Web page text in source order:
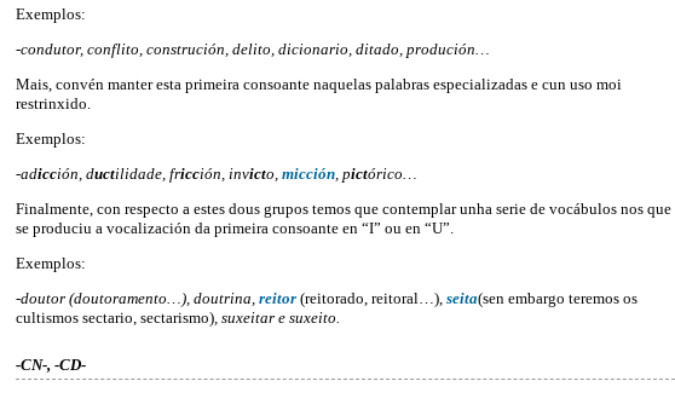
Exemplos:
-condutor, conflito, construción, delito, dicionario, ditado, produción…
Mais, convén manter esta primeira consoante naquelas palabras especializadas e cun uso moi
restrinxido.
Exemplos:
-adicción, ductilidade, fricción, invicto, micción , pictórico…
Finalmente, con respecto a estes dous grupos temos que contemplar unha serie de vocábulos nos que
se produciu a vocalización da primeira consoante en “I” ou en “U”.
Exemplos:
-doutor (doutoramento…), doutrina, reitor (reitorado, reitoral…), seita(sen embargo teremos os
cultismos sectario, sectarismo) , suxeitar e suxeito.
-CN-, -CD-